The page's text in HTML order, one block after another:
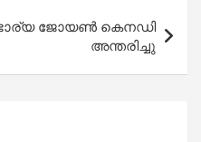
ജോയൺ കെനഡി
അന്തരിച്ചു